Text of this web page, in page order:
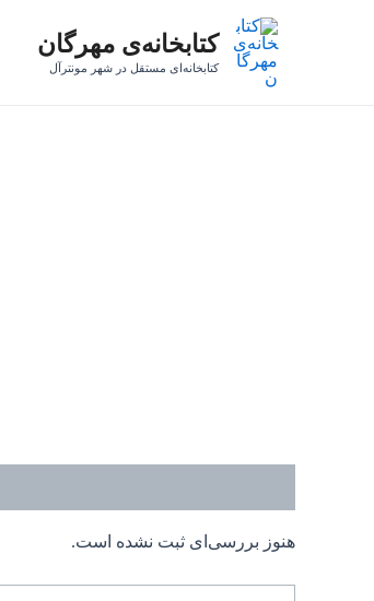
کتابخانه‌ی مهرگان
کتابخانه‌ای مستقل در شهر مونترآل
هنوز بررسی‌ای ثبت نشده است.